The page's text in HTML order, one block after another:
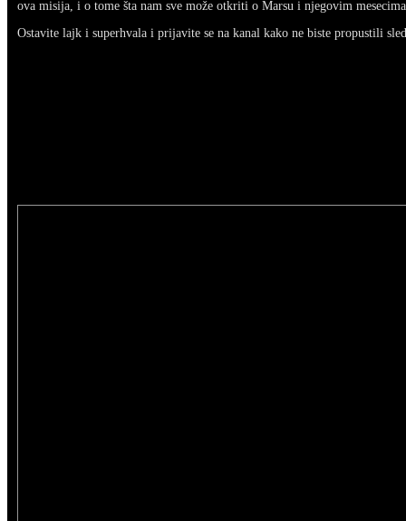
ova misija, i o tome šta nam sve može otkriti o Marsu i njegovim
Ostavite lajk i superhvala i prijavite se na kanal kako ne biste propustili